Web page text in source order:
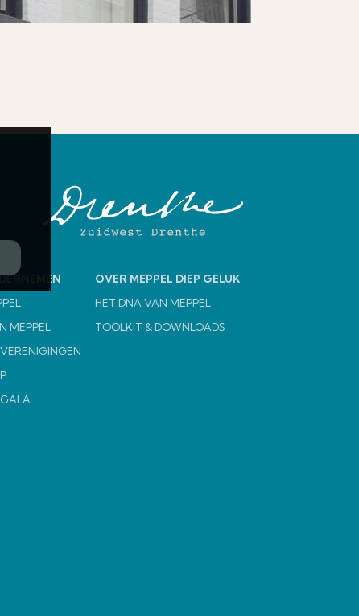
MEPPEL
OVER MEPPEL DIEP GELUK
HET DNA VAN MEPPEL
TOOLKIT & DOWNLOADS